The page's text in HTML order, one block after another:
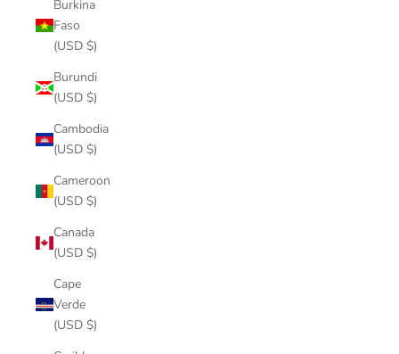
Burkina
Faso
(USD $)
Burundi
(USD $)
Cambodia
(USD $)
Cameroon
(USD $)
Canada
(USD $)
Cape
Verde
(USD $)